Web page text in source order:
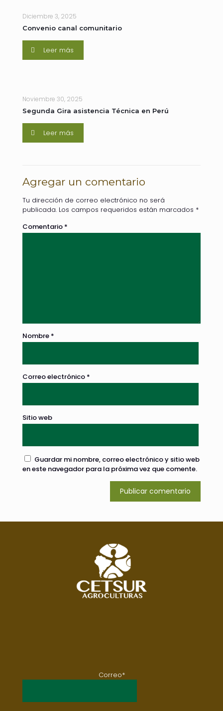
Diciembre 3, 2025
Convenio canal comunitario
Leer más
Noviembre 30, 2025
Segunda Gira asistencia Técnica en Perú
Leer más
Agregar un comentario
Tu dirección de correo electrónico no será
publicada. Los campos requeridos están marcados *
Comentario *
Nombre *
Correo electrónico *
Sitio web
Guardar mi nombre, correo electrónico y sitio web
en este navegador para la próxima vez que comente.
Correo*